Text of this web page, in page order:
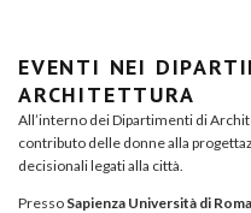
EVENTI NEI
ARCHITETTURA
All’interno dei Dipartimenti di
contributo delle donne alla
decisionali legati alla città.
Presso Sapienza Università di Roma